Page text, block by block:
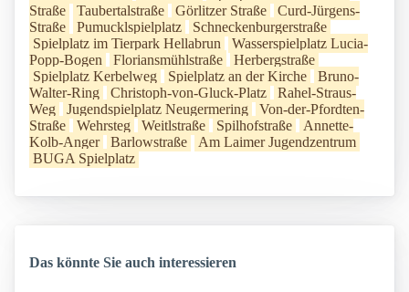
Straße
Taubertalstraße Görlitzer Straße
Curd-Jürgens-
Straße
Pumucklspielplatz
Schneckenburgerstraße
Spielplatz im Tierpark Hellabrun
Wasserspielplatz Lucia-
Popp-Bogen
Floriansmühlstraße
Herbergstraße
Spielplatz Kerbelweg
Spielplatz an der Kirche
Bruno-
Walter-Ring
Christoph-von-Gluck-Platz
Rahel-Straus-
Weg
Jugendspielplatz Neugermering
Von-der-Pfordten-
Straße
Wehrsteg Weitlstraße Spilhofstraße
Annette-
Kolb-Anger
Barlowstraße
Am Laimer Jugendzentrum
BUGA Spielplatz
Das könnte Sie auch interessieren